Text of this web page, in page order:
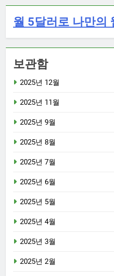
월 5달러로 나만의
보관함
2025년 12월
2025년 11월
2025년 9월
2025년 8월
2025년 7월
2025년 6월
2025년 5월
2025년 4월
2025년 3월
2025년 2월